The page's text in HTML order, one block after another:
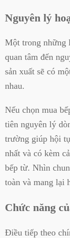
Nguyên lý
Một trong những
quan tâm đến
sản xuất sẽ có
nhau.
Nếu chọn mua
tiên nguyên lý
trường giúp hội
nhất và có kèm
bếp từ. Nhìn
toàn và mang lại
Chức năng
Điều tiếp theo